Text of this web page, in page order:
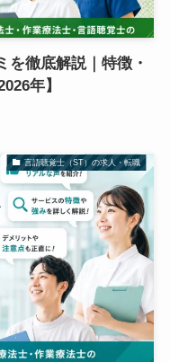
を徹底解説｜特徴・
年】
言語聴覚士（ST）の求人・転職